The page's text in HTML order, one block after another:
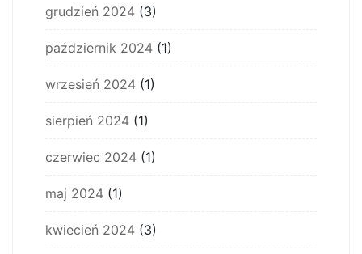
grudzień 2024 (3)
październik 2024 (1)
wrzesień 2024 (1)
sierpień 2024 (1)
czerwiec 2024 (1)
maj 2024 (1)
kwiecień 2024 (3)